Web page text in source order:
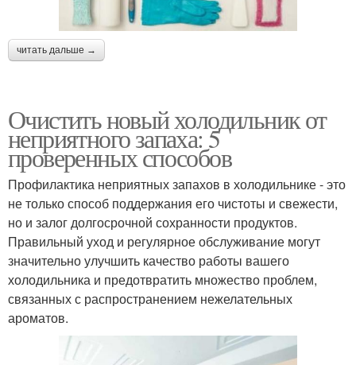
читать дальше →
Очистить новый холодильник от
неприятного запаха: 5
проверенных способов
Профилактика неприятных запахов в холодильнике - это
не только способ поддержания его чистоты и свежести,
но и залог долгосрочной сохранности продуктов.
Правильный уход и регулярное обслуживание могут
значительно улучшить качество работы вашего
холодильника и предотвратить множество проблем,
связанных с распространением нежелательных
ароматов.